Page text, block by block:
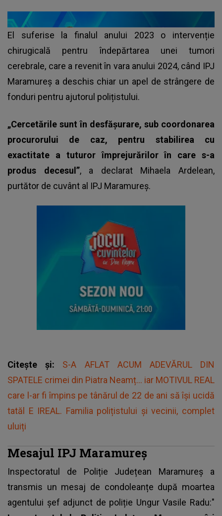
El suferise la finalul anului 2023 o intervenție
chirugicală pentru îndepărtarea unei tumori
cerebrale, care a revenit în vara anului 2024, când IPJ
Maramureș a deschis chiar un apel de strângere de
fonduri pentru ajutorul polițistului.
„Cercetările sunt în desfășurare, sub coordonarea
procurorului de caz, pentru stabilirea cu
exactitate a tuturor împrejurărilor în care s-a
produs decesul”, a declarat Mihaela Ardelean,
purtător de cuvânt al IPJ Maramureș.
Citește și: S-A AFLAT ACUM ADEVĂRUL DIN
SPATELE crimei din Piatra Neamț... iar MOTIVUL REAL
care l-ar fi împins pe tânărul de 22 de ani să își ucidă
tatăl E IREAL. Familia polițistului și vecinii, complet
uluiți
Mesajul IPJ Maramureș
Inspectoratul de Poliție Județean Maramureș a
transmis un mesaj de condoleanțe după moartea
agentului șef adjunct de poliție Ungur Vasile Radu:"